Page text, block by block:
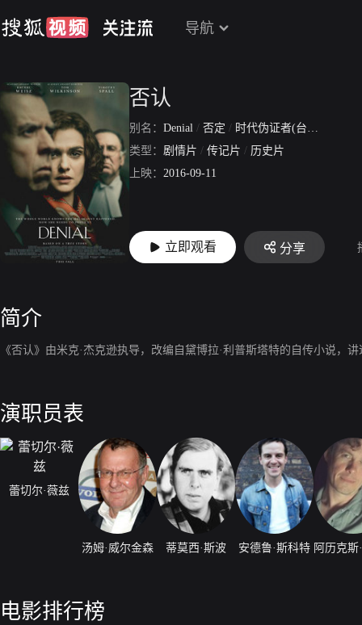
导航
否认
别名： Denial / 否定 / 时代伪证者(台) /
类型： 剧情片 / 传记片 / 历史片
上映： 2016-09-11
立即观看 分享
简介
《否认》由米克·杰克逊执导，改编自黛博拉·利普斯塔特的自传小说，
演职员表
蕾切尔·薇兹
汤姆·威尔金森 蒂莫西·斯波 安德鲁·斯科特
电影排行榜